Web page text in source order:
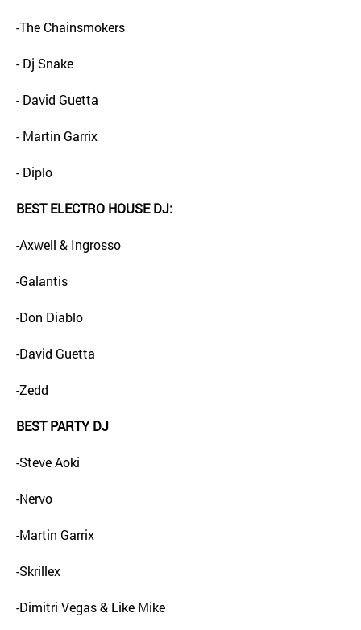
-The Chainsmokers
- Dj Snake
- David Guetta
- Martin Garrix
- Diplo
BEST ELECTRO HOUSE DJ:
-Axwell & Ingrosso
-Galantis
-Don Diablo
-David Guetta
-Zedd
BEST PARTY DJ
-Steve Aoki
-Nervo
-Martin Garrix
-Skrillex
-Dimitri Vegas & Like Mike